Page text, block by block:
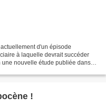
d'un épisode
à laquelle devrait succéder
nouvelle étude publiée dans
!